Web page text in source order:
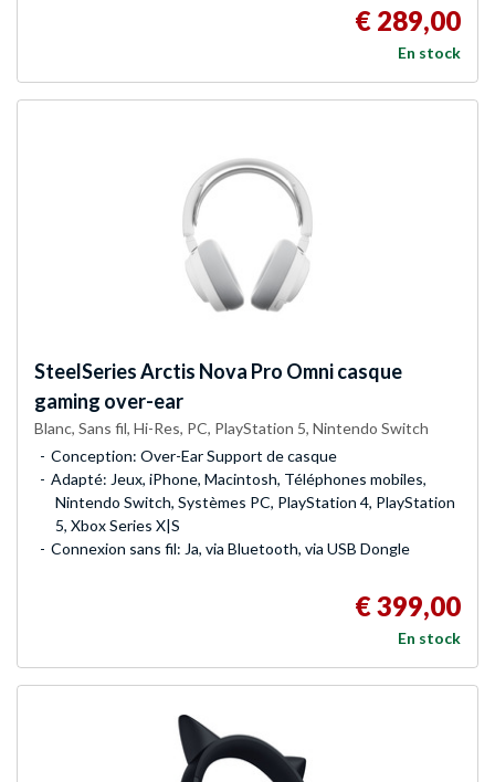
€ 289,00
En stock
SteelSeriesArctis Nova Pro Omni casque
gaming over-ear
Blanc, Sans fil, Hi-Res, PC, PlayStation 5, Nintendo Switch
Conception: Over-Ear Support de casque
Adapté: Jeux, iPhone, Macintosh, Téléphones mobiles,
Nintendo Switch, Systèmes PC, PlayStation 4, PlayStation
5, Xbox Series X|S
Connexion sans fil: Ja, via Bluetooth, via USB Dongle
€ 399,00
En stock